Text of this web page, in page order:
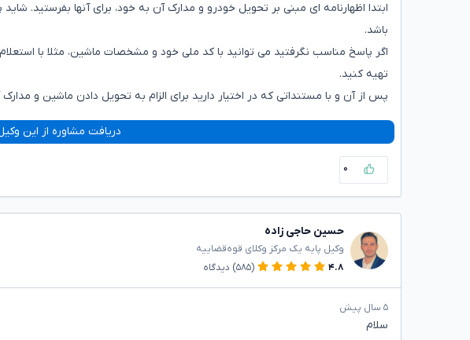
ابتدا اظهارنامه ای مبنی بر تحویل خودرو و مدارک آن به خود، برای آنها بفرستید.
باشد.
اگر پاسخ مناسب نگرفتید می توانید با کد ملی خود و مشخصات ماشین، مثلا با
تهیه کنید.
پس از آن و با مستنداتی که در اختیار دارید برای الزام به تحویل دادن ماشین و
دریافت مشاوره از این
۰
حسین حاجی زاده
وکیل پایه یک مرکز وکلای قوه‌قضاییه
۴.۸
(۵۸۵) دیدگاه
۵ سال پیش
سلام